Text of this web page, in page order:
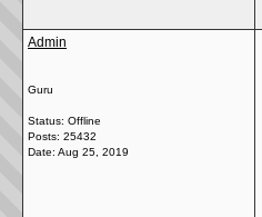
Admin
Guru
Status: Offline
Posts: 25432
Date: Aug 25, 2019